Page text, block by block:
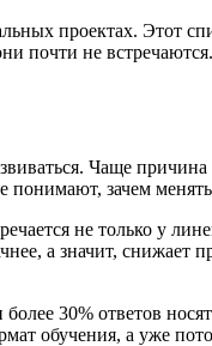
проектах. Этот
почти не
Чаще причина
понимают, зачем
не только у
а значит, снижает
30% ответов
обучения, а уже